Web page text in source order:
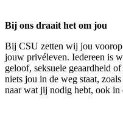
Bij ons draait het om jou
Bij CSU zetten wij jou
jouw privéleven. Iedereen is
geloof, seksuele geaardheid
niets jou in de weg staat,
naar wat jij nodig hebt, ook in